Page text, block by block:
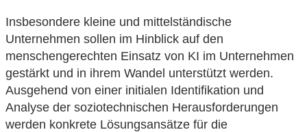
Insbesondere kleine und mittelständische
Unternehmen sollen im Hinblick auf den
menschengerechten Einsatz von KI im Unternehmen
gestärkt und in ihrem Wandel unterstützt werden.
Ausgehend von einer initialen Identifikation und
Analyse der soziotechnischen Herausforderungen
werden konkrete Lösungsansätze für die